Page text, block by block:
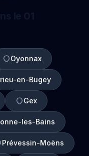
Oyonnax
en-Bugey
Gex
les-Bains
Prévessin-Moëns